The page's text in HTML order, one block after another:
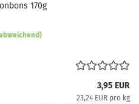
170g
3,95 EUR
23,24 EUR pro kg